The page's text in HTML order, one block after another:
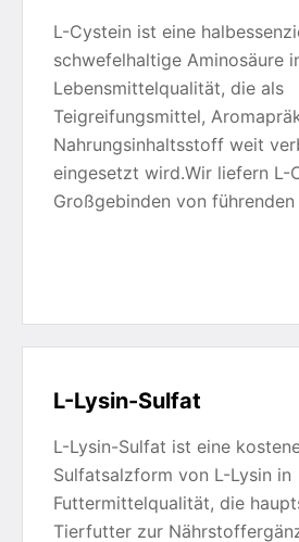
L-Cystein ist eine
schwefelhaltige Aminosäure
Lebensmittelqualität, die als
Teigreifungsmittel,
Nahrungsinhaltsstoff weit
eingesetzt wird.Wir liefern L-
Großgebinden von
L-Lysin-Sulfat
L-Lysin-Sulfat ist eine
Sulfatsalzform von L-Lysin in
Futtermittelqualität, die
Tierfutter zur